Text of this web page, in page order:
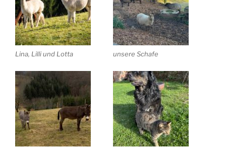
Lina, Lilli und Lotta unsere Schafe